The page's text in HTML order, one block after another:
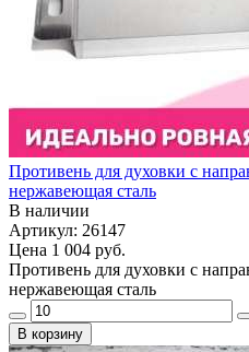
Противень для духовки с
нержавеющая сталь
В наличии
Артикул: 26147
Цена 1 004 руб.
Противень для духовки с
нержавеющая сталь
В корзину